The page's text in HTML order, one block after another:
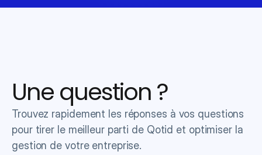
Une question ?
Trouvez rapidement les réponses à vos questions
pour tirer le meilleur parti de Qotid et optimiser la
gestion de votre entreprise.